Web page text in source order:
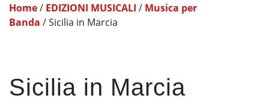
Home/ EDIZIONI MUSICALI / Musica per
Banda / Sicilia in Marcia
Sicilia in Marcia